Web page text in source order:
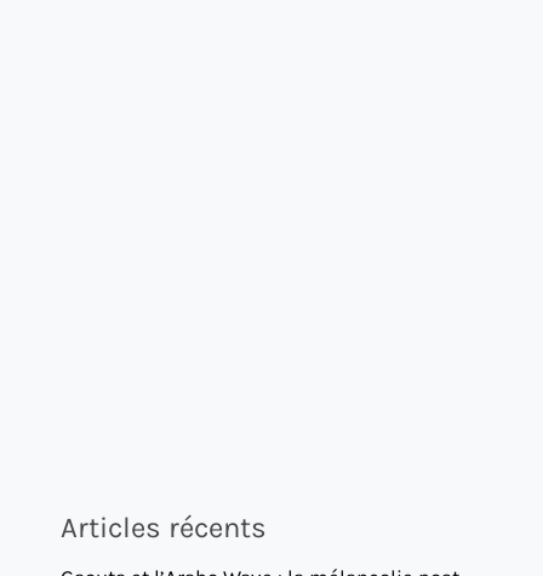
Articles récents